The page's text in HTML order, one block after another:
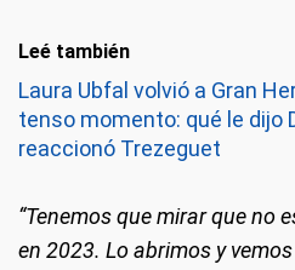
Leé también
Laura Ubfal volvió a Gran
tenso momento: qué le dijo
reaccionó Trezeguet
“Tenemos que mirar que no
en 2023. Lo abrimos y